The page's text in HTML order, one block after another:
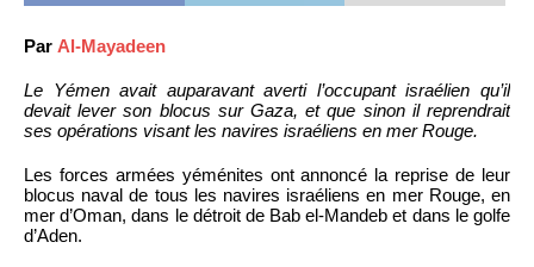
Par Al-Mayadeen
Le Yémen avait auparavant averti l’occupant israélien qu’il
devait lever son blocus sur Gaza, et que sinon il reprendrait
ses opérations visant les navires israéliens en mer Rouge.
Les forces armées yéménites ont annoncé la reprise de leur
blocus naval de tous les navires israéliens en mer Rouge, en
mer d’Oman, dans le détroit de Bab el-Mandeb et dans le golfe
d’Aden.